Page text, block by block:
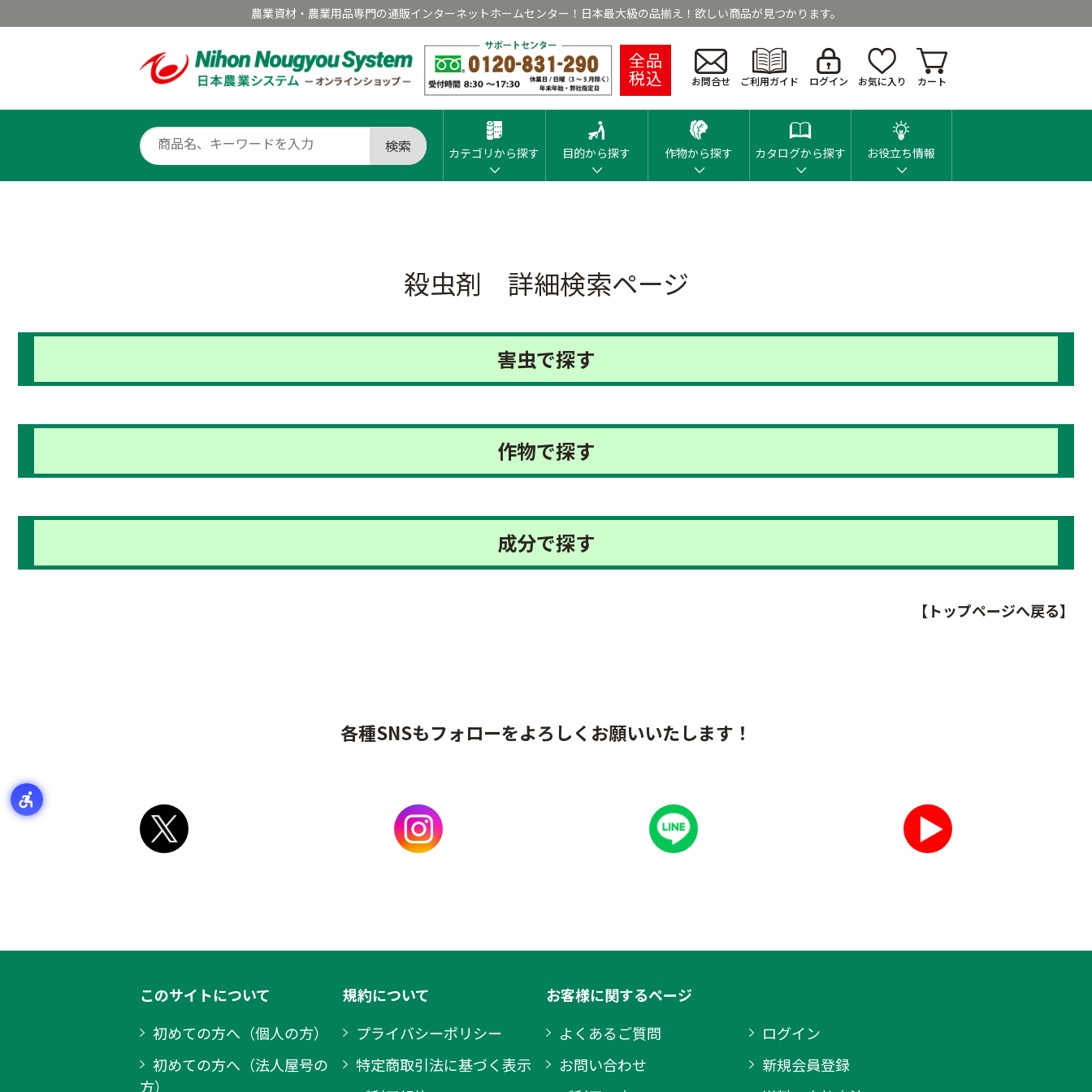
農業資材・農業用品専門の通販インターネットホームセンター！日本最大級の品揃え！欲しい商品が見つかります。
全品
税込 お問合せ ご利用ガイド ログイン お気に入り カート
検索 カテゴリから探す 目的から探す 作物から探す カタログから探す お役立ち情報
殺虫剤 詳細検索ページ
害虫で探す
作物で探す
成分で探す
【トップページへ戻る】
各種SNSもフォローをよろしくお願いいたします！
このサイトについて
初めての方へ（個人の方）
初めての方へ（法人屋号の
方）
規約について
プライバシーポリシー
特定商取引法に基づく表示
お客様に関するページ
よくあるご質問
お問い合わせ
ログイン
新規会員登録